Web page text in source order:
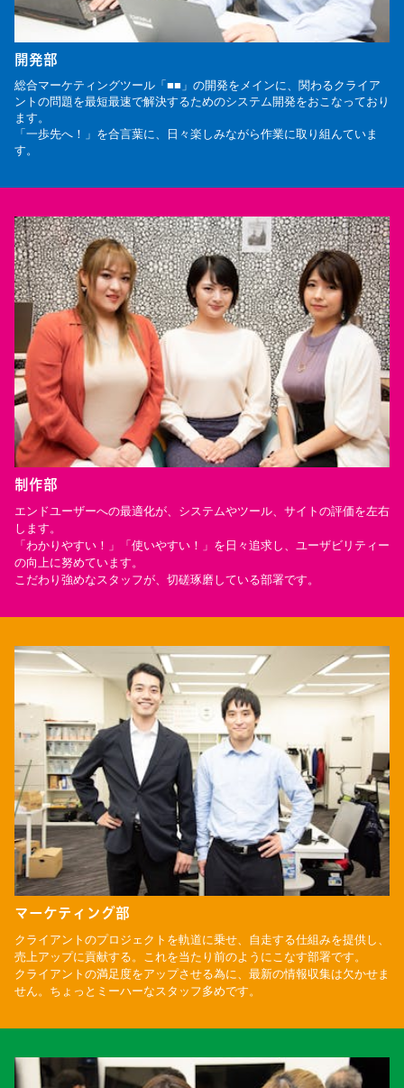
開発部
総合マーケティングツール「■■」の開発をメインに、関わるクライア
ントの問題を最短最速で解決するためのシステム開発をおこなっており
ます。
「一歩先へ！」を合言葉に、日々楽しみながら作業に取り組んていま
す。
制作部
エンドユーザーへの最適化が、システムやツール、サイトの評価を左右
します。
「わかりやすい！」「使いやすい！」を日々追求し、ユーザビリティー
の向上に努めています。
こだわり強めなスタッフが、切磋琢磨している部署です。
マーケティング部
クライアントのプロジェクトを軌道に乗せ、自走する仕組みを提供し、
売上アップに貢献する。これを当たり前のようにこなす部署です。
クライアントの満足度をアップさせる為に、最新の情報収集は欠かせま
せん。ちょっとミーハーなスタッフ多めです。